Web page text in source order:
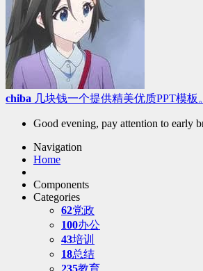
chiba 几块钱一个提供精美优质PPT模板。
Good evening, pay attention to early
Navigation
Home
Components
Categories
62党政
100办公
43培训
18总结
235教育